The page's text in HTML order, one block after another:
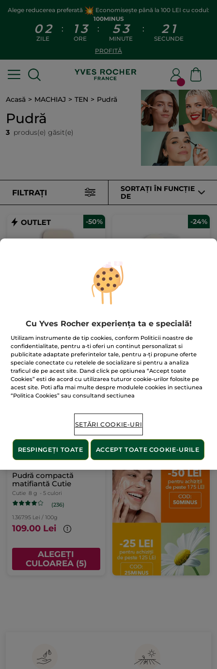
Alege reducerea preferată
Economisește până la 100 LEI cu codul:
100MINUS
0 2
ZILE
: 13
ORE
: 53
MINUTE
: 2 1
SECUNDE
PROFITĂ
Acasă MACHIAJ TEN Pudră
Pudră
3 produs(e) găsit(e)
FILTRAȚI
SORTAȚI ÎN FUNCȚIE
DE
-50%
(3)
9.95 Lei 19.90 Lei
ADĂUGAȚI ÎN
COȘ
-24%
Pudră pulbere
(46)
75.00 Lei 99.00 Lei
ALEGEȚI
CULOAREA (1)
Pudră compactă
matifiantă Cutie
Cutie 8 g - 5 culori
(236)
1.367.95 Lei / 100g
109.00 Lei
ALEGEȚI
CULOAREA (5)
Cu Yves Rocher experiența ta e specială!
Utilizam instrumente de tip cookies, conform Politicii noastre de
confidentialitate, pentru a-ti oferi un continut personalizat si
publicitate adaptate preferintelor tale, pentru a-ți propune oferte
speciale conectate cu retelele de socializare si pentru a analiza
traficul de pe acest site. Dand click pe optiunea “Accept toate
Cookies” esti de acord cu utilizarea tuturor cookie-urilor folosite pe
acest site. Poti afla mai multe despre modulele cookies in sectiunea
“Politica Cookies” sau consultand sectiunea
SETĂRI COOKIE-URI
RESPINGEȚI TOATE ACCEPT TOATE COOKIE-URILE